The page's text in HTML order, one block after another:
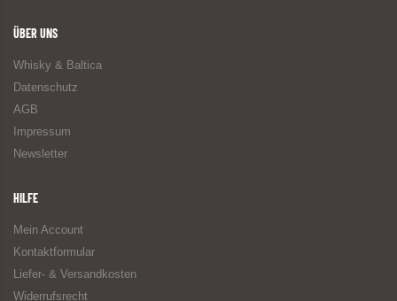
ÜBER UNS
Whisky & Baltica
Datenschutz
AGB
Impressum
Newsletter
HILFE
Mein Account
Kontaktformular
Liefer- & Versandkosten
Widerrufsrecht